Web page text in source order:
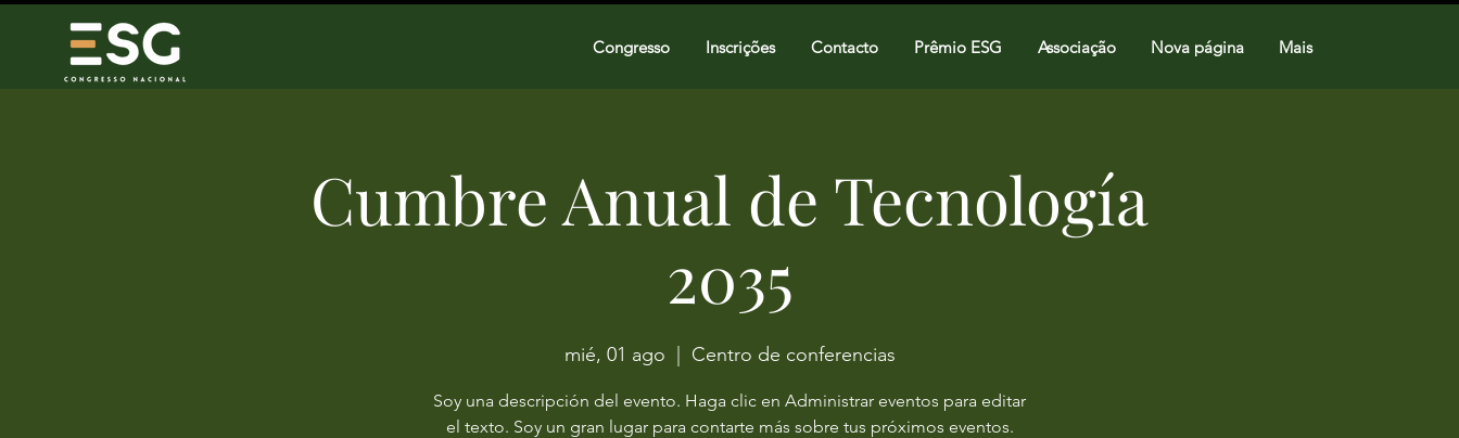
Congresso Inscrições Contacto Prêmio ESG Associação Nova página Mais
Cumbre Anual de Tecnología
2035
mié, 01 ago Centro de conferencias
Soy una descripción del evento. Haga clic en Administrar eventos para editar
el texto. Soy un gran lugar para contarte más sobre tus próximos eventos.